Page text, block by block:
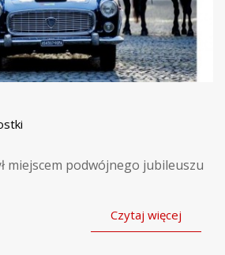
miejscem podwójnego jubileuszu
Czytaj więcej